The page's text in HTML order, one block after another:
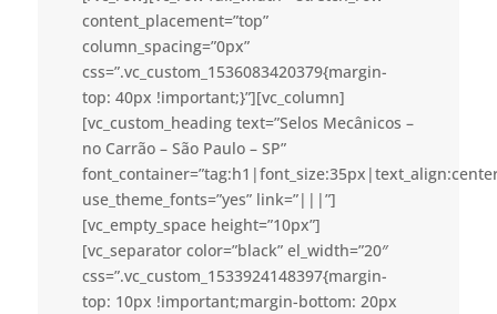
content_placement=”top”
column_spacing=”0px”
css=”.vc_custom_1536083420379{margin-
top: 40px !important;}”][vc_column]
[vc_custom_heading text=”Selos Mecânicos –
no Carrão – São Paulo – SP”
use_theme_fonts=”yes” link=”|||”]
[vc_empty_space height=”10px”]
[vc_separator color=”black” el_width=”20″
css=”.vc_custom_1533924148397{margin-
top: 10px !important;margin-bottom: 20px